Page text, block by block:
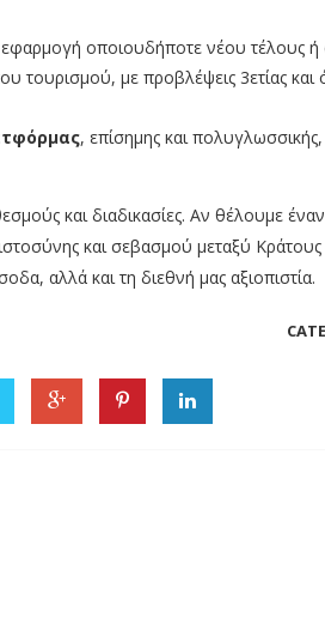
εφαρμογή οποιουδήποτε νέου τέλους
τουρισμού, με προβλέψεις 3ετίας και
, επίσημης και πολυγλωσσικής,
και διαδικασίες. Αν θέλουμε
και σεβασμού μεταξύ Κράτους
αλλά και τη διεθνή μας αξιοπιστία.